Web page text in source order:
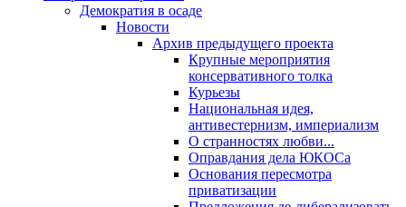
Демократия в осаде
Новости
Архив предыдущего проекта
Крупные мероприятия
консервативного толка
Курьезы
Национальная идея,
антивестернизм, империализм
О странностях любви...
Оправдания дела ЮКОСа
Основания пересмотра
приватизации